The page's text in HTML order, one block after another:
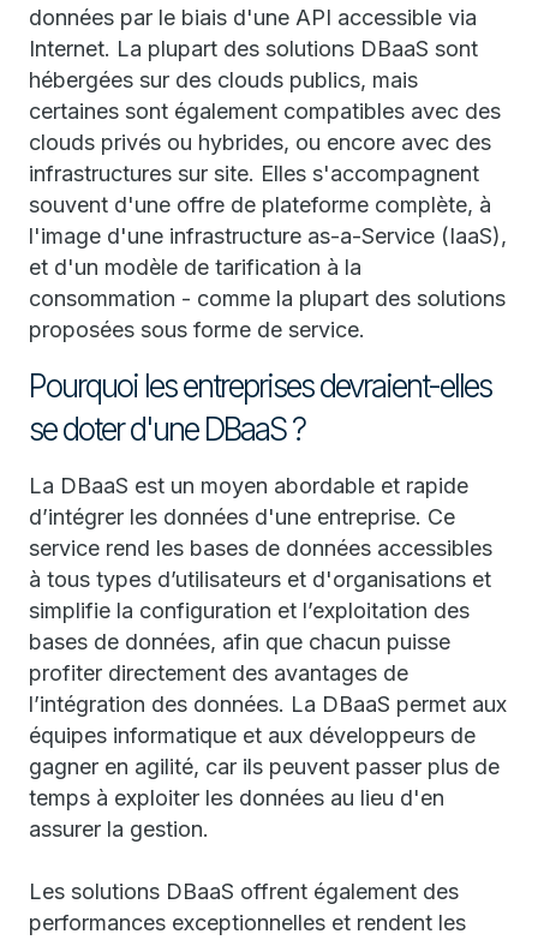
données par le biais d'une API accessible via
Internet. La plupart des solutions DBaaS sont
hébergées sur des clouds publics, mais
certaines sont également compatibles avec des
clouds privés ou hybrides, ou encore avec des
infrastructures sur site. Elles s'accompagnent
souvent d'une offre de plateforme complète, à
l'image d'une infrastructure as-a-Service (IaaS),
et d'un modèle de tarification à la
consommation - comme la plupart des solutions
proposées sous forme de service.
Pourquoi les entreprises devraient-elles
se doter d'une DBaaS ?
La DBaaS est un moyen abordable et rapide
d’intégrer les données d'une entreprise. Ce
service rend les bases de données accessibles
à tous types d’utilisateurs et d'organisations et
simplifie la configuration et l’exploitation des
bases de données, afin que chacun puisse
profiter directement des avantages de
l’intégration des données. La DBaaS permet aux
équipes informatique et aux développeurs de
gagner en agilité, car ils peuvent passer plus de
temps à exploiter les données au lieu d'en
assurer la gestion.
Les solutions DBaaS offrent également des
performances exceptionnelles et rendent les